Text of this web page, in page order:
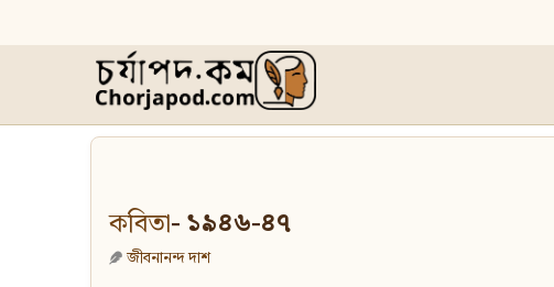
কবিতা- ১৯৪৬-৪৭
জীবনানন্দ দাশ